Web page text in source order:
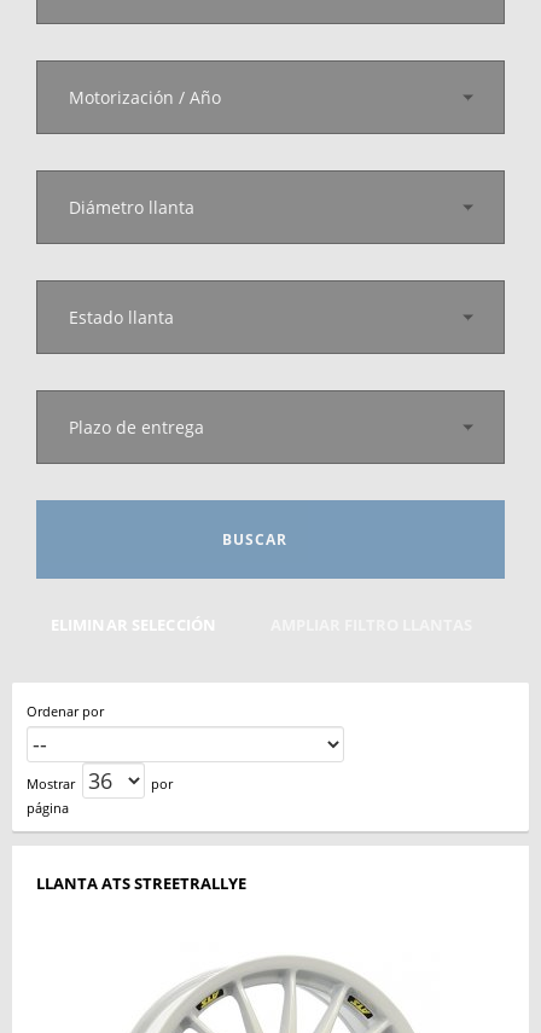
Motorización / Año
Diámetro llanta
Estado llanta
Plazo de entrega
BUSCAR
ELIMINAR SELECCIÓN
Ordenar por
Mostrar
por
página
LLANTA ATS STREETRALLYE